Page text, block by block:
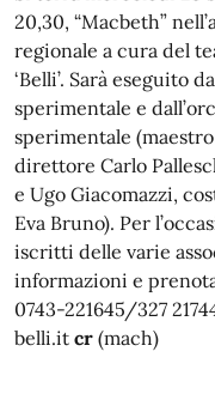
20,30, “Macbeth”
regionale a cura del
‘Belli’. Sarà eseguito
sperimentale e
sperimentale
direttore Carlo
e Ugo Giacomazzi,
Eva Bruno). Per
iscritti delle varie
informazioni e
0743-221645/327
belli.it cr (mach)